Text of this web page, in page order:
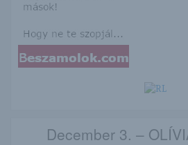
December 3. –